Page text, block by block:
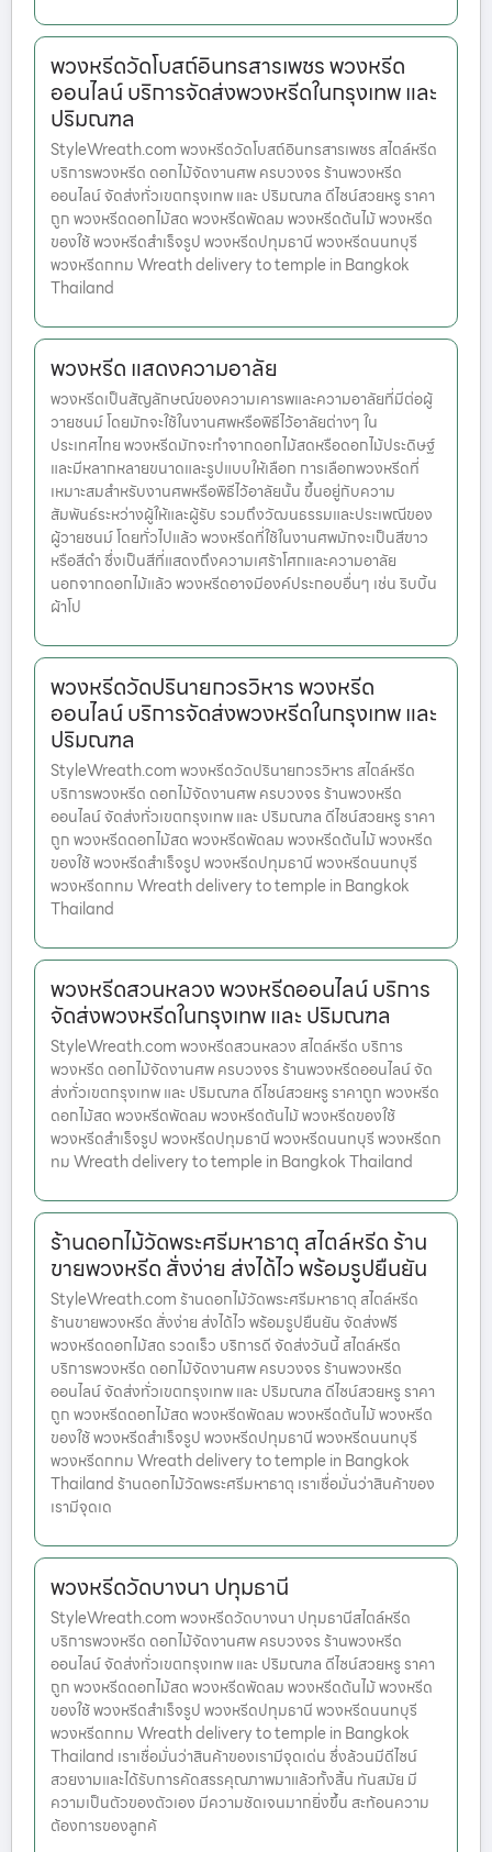
พวงหรีดวัดโบสถ์อินทรสารเพชร พวงหรีด
ออนไลน์ บริการจัดส่งพวงหรีดในกรุงเทพ และ
ปริมณฑล
StyleWreath.com พวงหรีดวัดโบสถ์อินทรสารเพชร สไตล์หรีด
บริการพวงหรีด ดอกไม้จัดงานศพ ครบวงจร ร้านพวงหรีด
ออนไลน์ จัดส่งทั่วเขตกรุงเทพ และ ปริมณฑล ดีไซน์สวยหรู ราคา
ถูก พวงหรีดดอกไม้สด พวงหรีดพัดลม พวงหรีดต้นไม้ พวงหรีด
ของใช้ พวงหรีดสำเร็จรูป พวงหรีดปทุมธานี พวงหรีดนนทบุรี
พวงหรีดกทม Wreath delivery to temple in Bangkok
Thailand
พวงหรีด แสดงความอาลัย
พวงหรีดเป็นสัญลักษณ์ของความเคารพและความอาลัยที่มีต่อผู้
วายชนม์ โดยมักจะใช้ในงานศพหรือพิธีไว้อาลัยต่างๆ ใน
ประเทศไทย พวงหรีดมักจะทำจากดอกไม้สดหรือดอกไม้ประดิษฐ์
และมีหลากหลายขนาดและรูปแบบให้เลือก การเลือกพวงหรีดที่
เหมาะสมสำหรับงานศพหรือพิธีไว้อาลัยนั้น ขึ้นอยู่กับความ
สัมพันธ์ระหว่างผู้ให้และผู้รับ รวมถึงวัฒนธรรมและประเพณีของ
ผู้วายชนม์ โดยทั่วไปแล้ว พวงหรีดที่ใช้ในงานศพมักจะเป็นสีขาว
หรือสีดำ ซึ่งเป็นสีที่แสดงถึงความเศร้าโศกและความอาลัย
นอกจากดอกไม้แล้ว พวงหรีดอาจมีองค์ประกอบอื่นๆ เช่น ริบบิ้น
ผ้าโป
พวงหรีดวัดปรินายกวรวิหาร พวงหรีด
ออนไลน์ บริการจัดส่งพวงหรีดในกรุงเทพ และ
ปริมณฑล
StyleWreath.com พวงหรีดวัดปรินายกวรวิหาร สไตล์หรีด
บริการพวงหรีด ดอกไม้จัดงานศพ ครบวงจร ร้านพวงหรีด
ออนไลน์ จัดส่งทั่วเขตกรุงเทพ และ ปริมณฑล ดีไซน์สวยหรู ราคา
ถูก พวงหรีดดอกไม้สด พวงหรีดพัดลม พวงหรีดต้นไม้ พวงหรีด
ของใช้ พวงหรีดสำเร็จรูป พวงหรีดปทุมธานี พวงหรีดนนทบุรี
พวงหรีดกทม Wreath delivery to temple in Bangkok
Thailand
พวงหรีดสวนหลวง พวงหรีดออนไลน์ บริการ
จัดส่งพวงหรีดในกรุงเทพ และ ปริมณฑล
StyleWreath.com พวงหรีดสวนหลวง สไตล์หรีด บริการ
พวงหรีด ดอกไม้จัดงานศพ ครบวงจร ร้านพวงหรีดออนไลน์ จัด
ส่งทั่วเขตกรุงเทพ และ ปริมณฑล ดีไซน์สวยหรู ราคาถูก พวงหรีด
ดอกไม้สด พวงหรีดพัดลม พวงหรีดต้นไม้ พวงหรีดของใช้
พวงหรีดสำเร็จรูป พวงหรีดปทุมธานี พวงหรีดนนทบุรี พวงหรีดก
ทม Wreath delivery to temple in Bangkok Thailand
ร้านดอกไม้วัดพระศรีมหาธาตุ สไตล์หรีด ร้าน
ขายพวงหรีด สั่งง่าย ส่งได้ไว พร้อมรูปยืนยัน
StyleWreath.com ร้านดอกไม้วัดพระศรีมหาธาตุ สไตล์หรีด
ร้านขายพวงหรีด สั่งง่าย ส่งได้ไว พร้อมรูปยืนยัน จัดส่งฟรี
พวงหรีดดอกไม้สด รวดเร็ว บริการดี จัดส่งวันนี้ สไตล์หรีด
บริการพวงหรีด ดอกไม้จัดงานศพ ครบวงจร ร้านพวงหรีด
ออนไลน์ จัดส่งทั่วเขตกรุงเทพ และ ปริมณฑล ดีไซน์สวยหรู ราคา
ถูก พวงหรีดดอกไม้สด พวงหรีดพัดลม พวงหรีดต้นไม้ พวงหรีด
ของใช้ พวงหรีดสำเร็จรูป พวงหรีดปทุมธานี พวงหรีดนนทบุรี
พวงหรีดกทม Wreath delivery to temple in Bangkok
Thailand ร้านดอกไม้วัดพระศรีมหาธาตุ เราเชื่อมั่นว่าสินค้าของ
เรามีจุดเด
พวงหรีดวัดบางนา ปทุมธานี
StyleWreath.com พวงหรีดวัดบางนา ปทุมธานีสไตล์หรีด
บริการพวงหรีด ดอกไม้จัดงานศพ ครบวงจร ร้านพวงหรีด
ออนไลน์ จัดส่งทั่วเขตกรุงเทพ และ ปริมณฑล ดีไซน์สวยหรู ราคา
ถูก พวงหรีดดอกไม้สด พวงหรีดพัดลม พวงหรีดต้นไม้ พวงหรีด
ของใช้ พวงหรีดสำเร็จรูป พวงหรีดปทุมธานี พวงหรีดนนทบุรี
พวงหรีดกทม Wreath delivery to temple in Bangkok
Thailand เราเชื่อมั่นว่าสินค้าของเรามีจุดเด่น ซึ่งล้วนมีดีไซน์
สวยงามและได้รับการคัดสรรคุณภาพมาแล้วทั้งสิ้น ทันสมัย มี
ความเป็นตัวของตัวเอง มีความชัดเจนมากยิ่งขึ้น สะท้อนความ
ต้องการของลูกค้